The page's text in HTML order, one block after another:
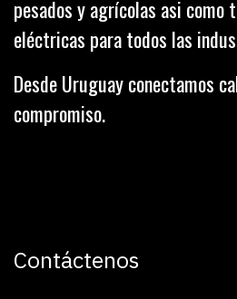
pesados y agrícolas asi como
eléctricas para todos las
Desde Uruguay conectamos
compromiso.
Contáctenos